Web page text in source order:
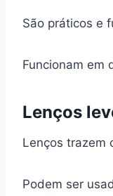
São práticos e
Funcionam em
Lenços
Lenços trazem
Podem ser